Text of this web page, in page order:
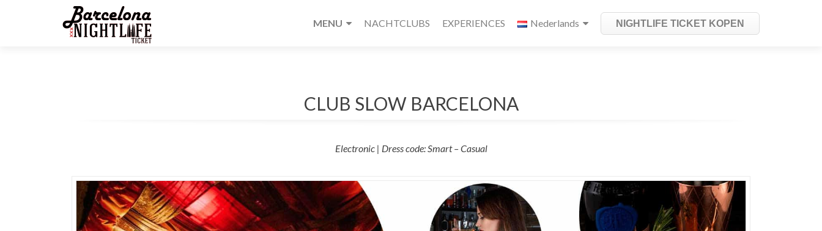
MENU NACHTCLUBS EXPERIENCES Nederlands NIGHTLIFE TICKET KOPEN
CLUB SLOW BARCELONA
Electronic | Dress code: Smart – Casual